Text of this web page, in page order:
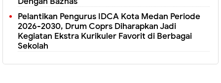
Pelantikan Pengurus IDCA Kota Medan Periode
2026-2030, Drum Coprs Diharapkan Jadi
Kegiatan Ekstra Kurikuler Favorit di Berbagai
Sekolah